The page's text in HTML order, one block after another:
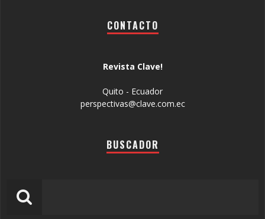
CONTACTO
Revista Clave!
Quito - Ecuador
perspectivas@clave.com.ec
BUSCADOR